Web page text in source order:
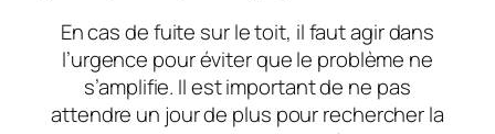
En cas de fuite sur le toit, il faut agir dans
l’urgence pour éviter que le problème ne
s’amplifie. Il est important de ne pas
attendre un jour de plus pour rechercher la